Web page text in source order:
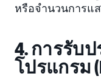
หรือจำนวนการแ
4. การรับ
โปรแกรม